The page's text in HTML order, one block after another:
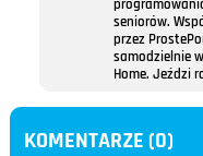
seniorów.
przez
samodzielnie
Home. Jeździ
KOMENTARZE (0)